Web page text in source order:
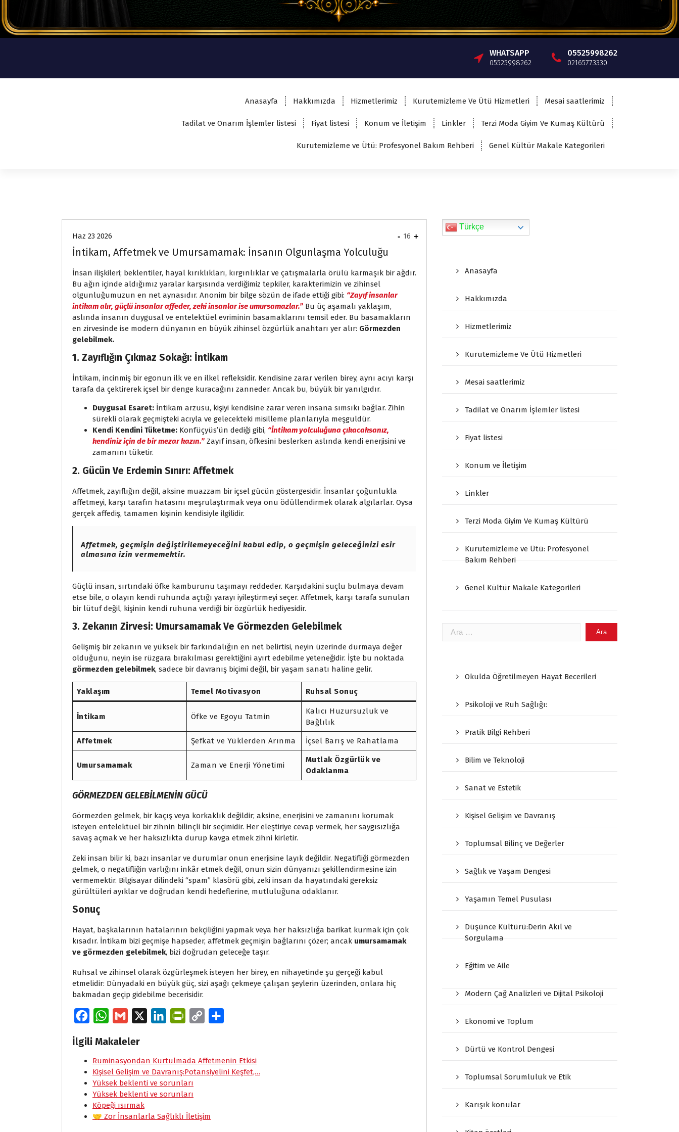
WHATSAPP
05525998262
05525998262
02165773330
Anasayfa Hakkımızda Hizmetlerimiz Kurutemizleme Ve Ütü Hizmetleri Mesai saatlerimiz
Tadilat ve Onarım İşlemler listesi Fiyat listesi Konum ve İletişim Linkler Terzi Moda Giyim Ve Kumaş Kültürü
Kurutemizleme ve Ütü: Profesyonel Bakım Rehberi Genel Kültür Makale Kategorileri
Haz 23 2026
İntikam, Affetmek ve Umursamamak: İnsanın Olgunlaşma Yolculuğu
İnsan ilişkileri; beklentiler, hayal kırıklıkları, kırgınlıklar ve çatışmalarla örülü karmaşık bir ağdır.
Bu ağın içinde aldığımız yaralar karşısında verdiğimiz tepkiler, karakterimizin ve zihinsel
olgunluğumuzun en net aynasıdır. Anonim bir bilge sözün de ifade ettiği gibi: “Zayıf insanlar
intikam alır, güçlü insanlar affeder, zeki insanlar ise umursamazlar.” Bu üç aşamalı yaklaşım,
aslında insanın duygusal ve entelektüel evriminin basamaklarını temsil eder. Bu basamakların
en zirvesinde ise modern dünyanın en büyük zihinsel özgürlük anahtarı yer alır: Görmezden
gelebilmek.
1. Zayıflığın Çıkmaz Sokağı: İntikam
İntikam, incinmiş bir egonun ilk ve en ilkel refleksidir. Kendisine zarar verilen birey, aynı acıyı karşı
tarafa da çektirerek içsel bir denge kuracağını zanneder. Ancak bu, büyük bir yanılgıdır.
Duygusal Esaret: İntikam arzusu, kişiyi kendisine zarar veren insana sımsıkı bağlar. Zihin
sürekli olarak geçmişteki acıyla ve gelecekteki misilleme planlarıyla meşguldür.
Kendi Kendini Tüketme: Konfüçyüs’ün dediği gibi, “İntikam yolculuğuna çıkacaksanız,
kendiniz için de bir mezar kazın.” Zayıf insan, öfkesini beslerken aslında kendi enerjisini ve
zamanını tüketir.
2. Gücün Ve Erdemin Sınırı: Affetmek
Affetmek, zayıflığın değil, aksine muazzam bir içsel gücün göstergesidir. İnsanlar çoğunlukla
affetmeyi, karşı tarafın hatasını meşrulaştırmak veya onu ödüllendirmek olarak algılarlar. Oysa
gerçek affediş, tamamen kişinin kendisiyle ilgilidir.
Affetmek, geçmişin değiştirilemeyeceğini kabul edip, o geçmişin geleceğinizi esir
almasına izin vermemektir.
Güçlü insan, sırtındaki öfke kamburunu taşımayı reddeder. Karşıdakini suçlu bulmaya devam
etse bile, o olayın kendi ruhunda açtığı yarayı iyileştirmeyi seçer. Affetmek, karşı tarafa sunulan
bir lütuf değil, kişinin kendi ruhuna verdiği bir özgürlük hediyesidir.
3. Zekanın Zirvesi: Umursamamak Ve Görmezden Gelebilmek
Gelişmiş bir zekanın ve yüksek bir farkındalığın en net belirtisi, neyin üzerinde durmaya değer
olduğunu, neyin ise rüzgara bırakılması gerektiğini ayırt edebilme yeteneğidir. İşte bu noktada
görmezden gelebilmek, sadece bir davranış biçimi değil, bir yaşam sanatı haline gelir.
Yaklaşım Temel Motivasyon Ruhsal Sonuç
İntikam Öfke ve Egoyu Tatmin
Kalıcı Huzursuzluk ve
Bağlılık
Affetmek Şefkat ve Yüklerden Arınma İçsel Barış ve Rahatlama
Umursamamak Zaman ve Enerji Yönetimi
Mutlak Özgürlük ve
Odaklanma
GÖRMEZDEN GELEBILMENIN GÜCÜ
Görmezden gelmek, bir kaçış veya korkaklık değildir; aksine, enerjisini ve zamanını korumak
isteyen entelektüel bir zihnin bilinçli bir seçimidir. Her eleştiriye cevap vermek, her saygısızlığa
savaş açmak ve her haksızlıkta durup kavga etmek zihni kirletir.
Zeki insan bilir ki, bazı insanlar ve durumlar onun enerjisine layık değildir. Negatifliği görmezden
gelmek, o negatifliğin varlığını inkâr etmek değil, onun sizin dünyanızı şekillendirmesine izin
vermemektir. Bilgisayar dilindeki “spam” klasörü gibi, zeki insan da hayatındaki gereksiz
gürültüleri ayıklar ve doğrudan kendi hedeflerine, mutluluğuna odaklanır.
Sonuç
Hayat, başkalarının hatalarının bekçiliğini yapmak veya her haksızlığa barikat kurmak için çok
kısadır. İntikam bizi geçmişe hapseder, affetmek geçmişin bağlarını çözer; ancak umursamamak
ve görmezden gelebilmek, bizi doğrudan geleceğe taşır.
Ruhsal ve zihinsel olarak özgürleşmek isteyen her birey, en nihayetinde şu gerçeği kabul
etmelidir: Dünyadaki en büyük güç, sizi aşağı çekmeye çalışan şeylerin üzerinden, onlara hiç
bakmadan geçip gidebilme becerisidir.
c
e
b
o
o
k
W
a
t
s
A
p
p
a
i
l
k
e
d
n
n
t
F
i
y
L
k
r
e
İlgili Makaleler
Ruminasyondan Kurtulmada Affetmenin Etkisi
Kişisel Gelişim ve Davranış:Potansiyelini Keşfet,…
Yüksek beklenti ve sorunları
Yüksek beklenti ve sorunları
Köpeği ısırmak
🤝 Zor İnsanlarla Sağlıklı İletişim
- 16 +
Türkçe
Anasayfa
Hakkımızda
Hizmetlerimiz
Kurutemizleme Ve Ütü Hizmetleri
Mesai saatlerimiz
Tadilat ve Onarım İşlemler listesi
Fiyat listesi
Konum ve İletişim
Linkler
Terzi Moda Giyim Ve Kumaş Kültürü
Kurutemizleme ve Ütü: Profesyonel
Bakım Rehberi
Genel Kültür Makale Kategorileri
Arama:
Okulda Öğretilmeyen Hayat Becerileri
Psikoloji ve Ruh Sağlığı:
Pratik Bilgi Rehberi
Bilim ve Teknoloji
Sanat ve Estetik
Kişisel Gelişim ve Davranış
Toplumsal Bilinç ve Değerler
Sağlık ve Yaşam Dengesi
Yaşamın Temel Pusulası
Düşünce Kültürü:Derin Akıl ve
Sorgulama
Eğitim ve Aile
Modern Çağ Analizleri ve Dijital Psikoloji
Ekonomi ve Toplum
Dürtü ve Kontrol Dengesi
Toplumsal Sorumluluk ve Etik
Karışık konular
I
n
F
L
a